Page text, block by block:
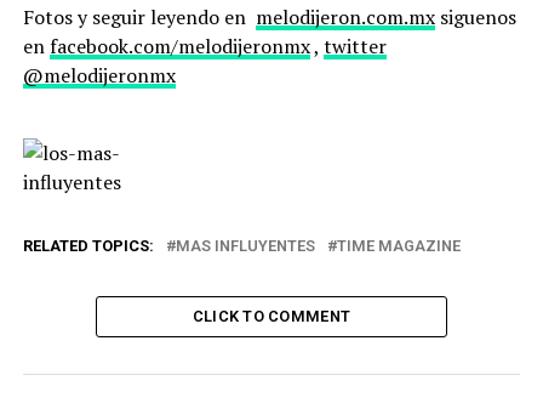
Fotos y seguir leyendo en melodijeron.com.mxsiguenos
enfacebook.com/melodijeronmx, twitter
@melodijeronmx
RELATED TOPICS: MAS INFLUYENTES TIME MAGAZINE
CLICK TO COMMENT